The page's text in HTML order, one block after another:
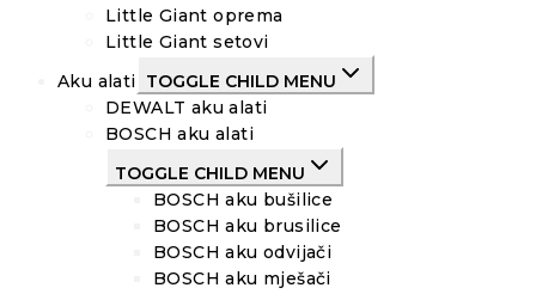
Little Giant oprema
Little Giant setovi
Aku alati TOGGLE CHILD MENU
DEWALT aku alati
BOSCH aku alati
TOGGLE CHILD MENU
BOSCH aku bušilice
BOSCH aku brusilice
BOSCH aku odvijači
BOSCH aku mješači